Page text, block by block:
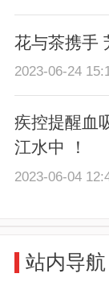
花与茶携手
2023-06-24
疾控提醒血
江水中 ！
2023-06-04
站内导航